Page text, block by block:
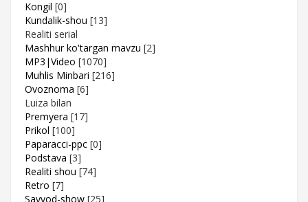
Kongil [0]
Kundalik-shou [13]
Realiti serial
Mashhur ko'targan mavzu [2]
MP3|Video [1070]
Muhlis Minbari [216]
Ovoznoma [6]
Luiza bilan
Premyera [17]
Prikol [100]
Paparacci-ppc [0]
Podstava [3]
Realiti shou [74]
Retro [7]
Sayyod-show [25]